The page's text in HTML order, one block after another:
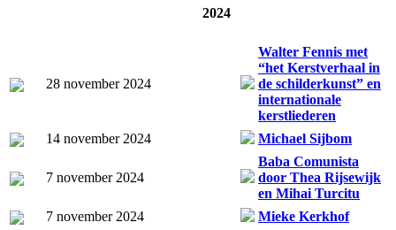
2024
28 november 2024
Walter Fennis met
“het Kerstverhaal in
de schilderkunst” en
internationale
kerstliederen
14 november 2024
Michael Sijbom
7 november 2024
Baba Comunista
door Thea Rijsewijk
en Mihai Turcitu
7 november 2024
Mieke Kerkhof